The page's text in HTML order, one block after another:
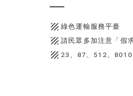
texture 綠色運輸服務平臺
texture 請民眾多加注意「假
texture 23、87、512、